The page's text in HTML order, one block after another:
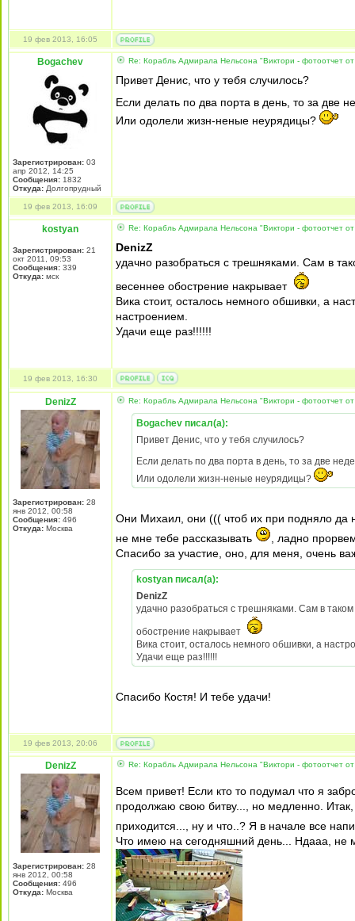
19 фев 2013, 16:05
Bogachev
Зарегистрирован: 03
апр 2012, 14:25
Сообщения: 1832
Откуда: Долгопрудный
Re: Корабль Адмирала Нельсона "Виктори - фотоотчет от
Привет Денис, что у тебя случилось?
Если делать по два порта в день, то за две
Или одолели жизн-неные неурядицы?
19 фев 2013, 16:09
kostyan
Зарегистрирован: 21
окт 2011, 09:53
Сообщения: 339
Откуда: мск
Re: Корабль Адмирала Нельсона "Виктори - фотоотчет от
DenizZ
удачно разобраться с трешняками. Сам в
весеннее обострение накрывает
Вика стоит, осталось немного обшивки, а
настроением.
Удачи еще раз!!!!!!
19 фев 2013, 16:30
DenizZ
Зарегистрирован: 28
янв 2012, 00:58
Сообщения: 496
Откуда: Москва
Re: Корабль Адмирала Нельсона "Виктори - фотоотчет от
Bogachev писал(а):
Привет Денис, что у тебя случилось?
Если делать по два порта в день, то за две
Или одолели жизн-неные неурядицы?
Они Михаил, они ((( чтоб их при подняло да
не мне тебе рассказывать
, ладно
Спасибо за участие, оно, для меня, очень
kostyan писал(а):
DenizZ
удачно разобраться с трешняками. Сам в
обострение накрывает
Вика стоит, осталось немного обшивки, а
Удачи еще раз!!!!!!
Спасибо Костя! И тебе удачи!
19 фев 2013, 20:06
DenizZ
Зарегистрирован: 28
янв 2012, 00:58
Сообщения: 496
Откуда: Москва
Re: Корабль Адмирала Нельсона "Виктори - фотоотчет от
Всем привет! Если кто то подумал что я
продолжаю свою битву..., но медленно. Итак,
приходится..., ну и что..? Я в начале все
Что имею на сегодняшний день... Ндааа, не